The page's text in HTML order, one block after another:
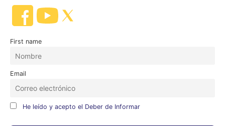
First name
Email
He leído y acepto el Deber de Informar